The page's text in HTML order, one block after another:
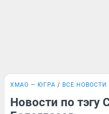
ХМАО — ЮГРА ВСЕ НОВОСТИ
Новости по тэгу